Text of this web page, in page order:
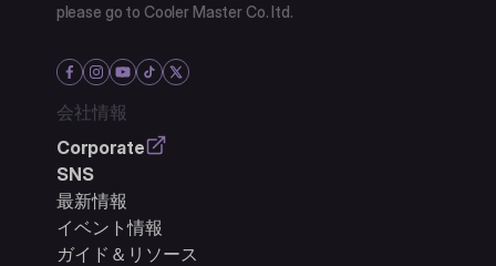
please go to Cooler Master Co. ltd.
会社情報
Corporate
SNS
最新情報
イベント情報
ガイド＆リソース